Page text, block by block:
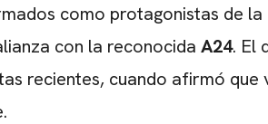
como protagonistas de
con la reconocida A24. El
recientes, cuando afirmó